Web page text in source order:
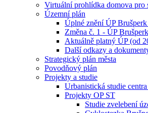
Virtuální prohlídka domova pro
Územní plán
Úplné znění ÚP Brušperk
Změna č. 1 - ÚP Brušperk
Aktuálně platný ÚP (od
Další odkazy a
Strategický plán města
Povodňový plán
Projekty a studie
Urbanistická studie centra
Projekty OP ST
Studie zvelebení